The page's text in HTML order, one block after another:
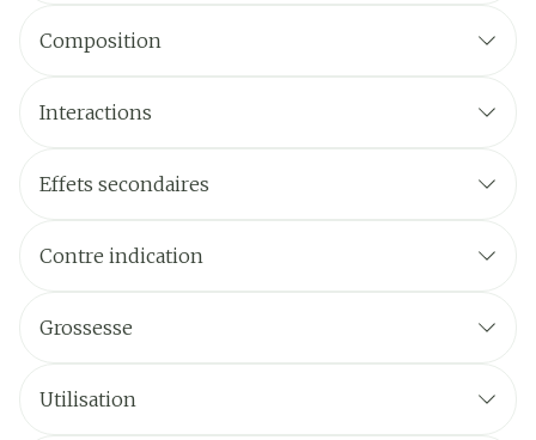
Composition
Interactions
Effets secondaires
Contre indication
Grossesse
Utilisation